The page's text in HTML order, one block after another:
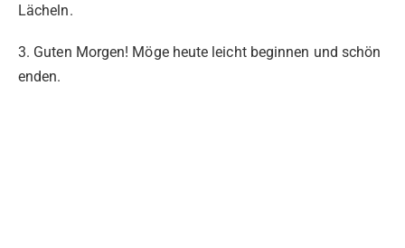
Lächeln.
3. Guten Morgen! Möge heute leicht beginnen und schön
enden.